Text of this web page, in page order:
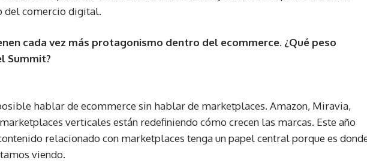
del comercio digital.
cada vez más protagonismo dentro del ecommerce. ¿Qué peso
Summit?
hablar de ecommerce sin hablar de marketplaces. Amazon, Miravia,
verticales están redefiniendo cómo crecen las marcas. Este año
relacionado con marketplaces tenga un papel central porque es
viendo.